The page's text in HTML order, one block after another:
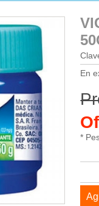
En
*